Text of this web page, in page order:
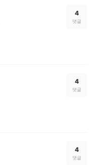
4
댓글
4
댓글
4
댓글